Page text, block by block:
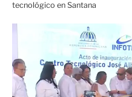
tecnológico en Santana